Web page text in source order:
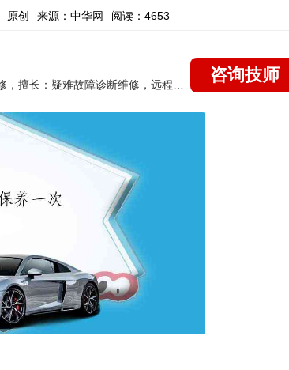
原创 来源：中华网 阅读：4653
咨询技师